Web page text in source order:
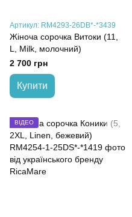
Артикул: RM4293-26DB*-*3439
Жіноча сорочка Витоки (11,
L, Milk, молочний)
2 700 грн
Купити
ВІДЕО